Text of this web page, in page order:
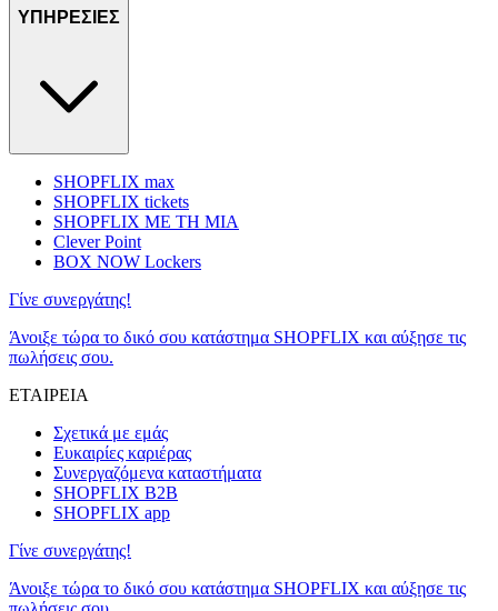
ΥΠΗΡΕΣΙΕΣ
SHOPFLIX max
SHOPFLIX tickets
SHOPFLIX ΜΕ ΤΗ ΜΙΑ
Clever Point
BOX NOW Lockers
Γίνε συνεργάτης!
Άνοιξε τώρα το δικό σου κατάστημα SHOPFLIX και αύξησε τις
πωλήσεις σου.
ΕΤΑΙΡΕΙΑ
Σχετικά με εμάς
Ευκαιρίες καριέρας
Συνεργαζόμενα καταστήματα
SHOPFLIX B2B
SHOPFLIX app
Γίνε συνεργάτης!
Άνοιξε τώρα το δικό σου κατάστημα SHOPFLIX και αύξησε τις